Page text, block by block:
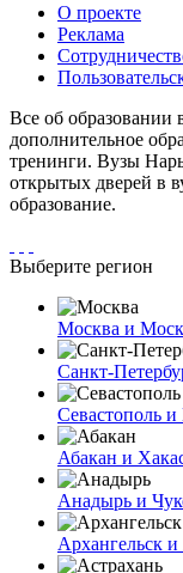
О проекте
Реклама
Все об образовании
дополнительное
тренинги. Вузы
открытых дверей в
образование.
Выберите регион
Москва и
Санкт-
Севастополь
Абакан и
Анадырь и
Архангельск и